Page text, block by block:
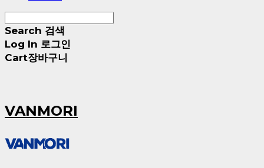
Search 검색
Log In 로그인
Cart장바구니
VANMORI